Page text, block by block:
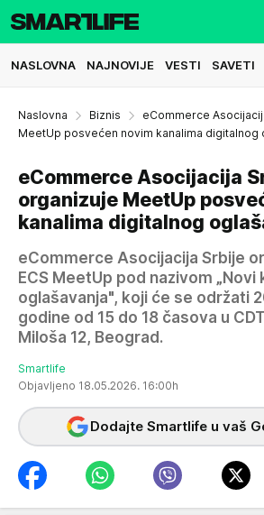
NASLOVNA NAJNOVIJE VESTI SAVETI
Naslovna Biznis
eCommerce
MeetUp posvećen novim kanalima digitalnog
eCommerce Asocijacija
organizuje MeetUp
kanalima digitalnog
eCommerce Asocijacija Srbije
ECS MeetUp pod nazivom „Novi
oglašavanja", koji će se održati
godine od 15 do 18 časova u
Miloša 12, Beograd.
Smartlife
Objavljeno 18.05.2026. 16:00h
Dodajte Smartlife u vaš